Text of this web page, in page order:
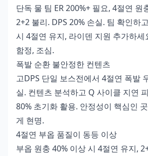
단독 물 팀 ER 200%+ 필요, 4절연 원
2+2 불리. DPS 20% 손실. 팀 확인하
시 4절연 유지, 라이덴 지원 추가하세
함정, 조심.
폭발 순환 불안정한 컨텐츠
고DPS 단일 보스전에서 4절연 폭발
실. 컨텐츠 분석하고 Q 사이클 지연
80% 초기화 활용. 안정성이 핵심인
게 현명.
4절연 부옵 품질이 동등 이상
부옵 원충 40% 이상 시 4절연 유지,